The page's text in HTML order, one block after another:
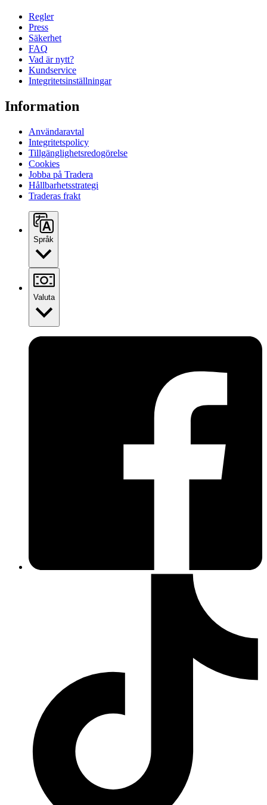
Regler
Press
Säkerhet
FAQ
Vad är nytt?
Kundservice
Integritetsinställningar
Information
Användaravtal
Integritetspolicy
Tillgänglighetsredogörelse
Cookies
Jobba på Tradera
Hållbarhetsstrategi
Traderas frakt
Språk
Valuta